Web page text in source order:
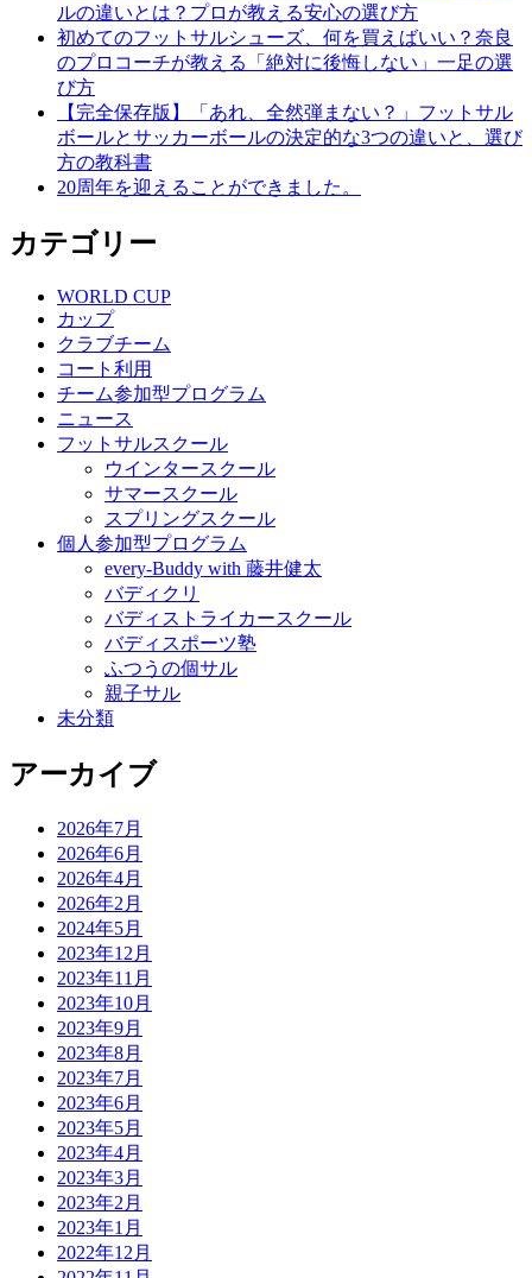
ルの違いとは？プロが教える安心の選び方
初めてのフットサルシューズ、何を買えばいい？奈良
のプロコーチが教える「絶対に後悔しない」一足の選
び方
【完全保存版】「あれ、全然弾まない？」フットサル
ボールとサッカーボールの決定的な3つの違いと、選び
方の教科書
20周年を迎えることができました。
カテゴリー
WORLD CUP
カップ
クラブチーム
コート利用
チーム参加型プログラム
ニュース
フットサルスクール
ウインタースクール
サマースクール
スプリングスクール
個人参加型プログラム
every-Buddy with 藤井健太
バディクリ
バディストライカースクール
バディスポーツ塾
ふつうの個サル
親子サル
未分類
アーカイブ
2026年7月
2026年6月
2026年4月
2026年2月
2024年5月
2023年12月
2023年11月
2023年10月
2023年9月
2023年8月
2023年7月
2023年6月
2023年5月
2023年4月
2023年3月
2023年2月
2023年1月
2022年12月